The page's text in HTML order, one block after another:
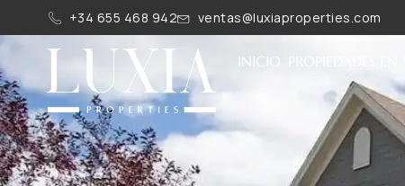
+34 655 468 942 ventas@luxiaproperties.com
INICIO